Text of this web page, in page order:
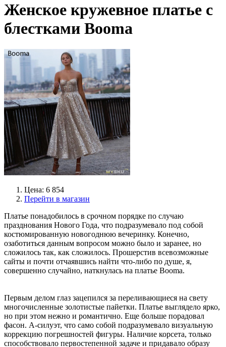
Женское кружевное платье с
блестками Booma
Цена: 6 854
Перейти в магазин
Платье понадобилось в срочном порядке по случаю
празднования Нового Года, что подразумевало под собой
костюмированную новогоднюю вечеринку. Конечно,
озаботиться данным вопросом можно было и заранее, но
сложилось так, как сложилось. Прошерстив всевозможные
сайты и почти отчаявшись найти что-либо по душе, я,
совершенно случайно, наткнулась на платье Booma.
Первым делом глаз зацепился за переливающиеся на свету
многочисленные золотистые пайетки. Платье выглядело ярко,
но при этом нежно и романтично. Еще больше порадовал
фасон. А-силуэт, что само собой подразумевало визуальную
коррекцию погрешностей фигуры. Наличие корсета, только
способствовало первостепенной задаче и придавало образу